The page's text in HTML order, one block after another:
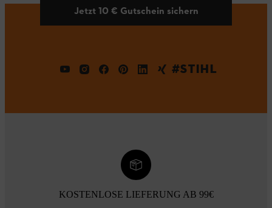
Jetzt 10 € Gutschein sichern
#STIHL
KOSTENLOSE LIEFERUNG AB 99€